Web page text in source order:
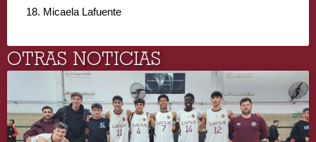
18. Micaela Lafuente
OTRAS NOTICIAS